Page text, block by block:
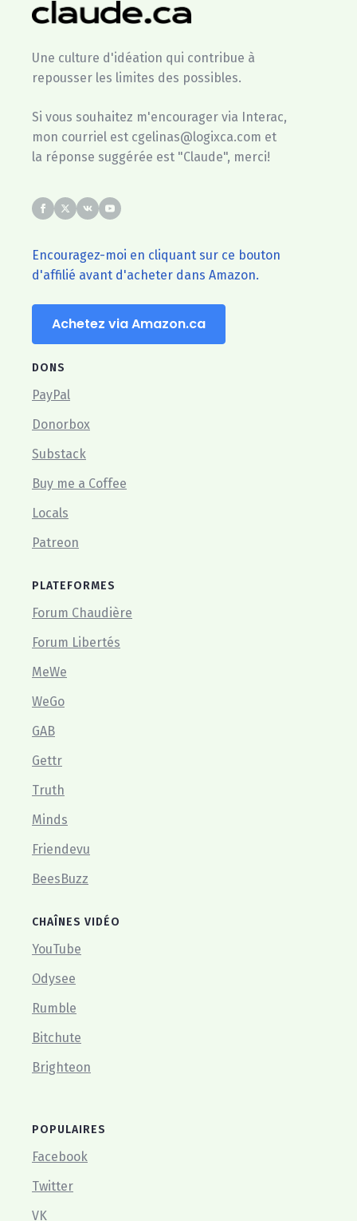
Une culture d'idéation qui contribue à
repousser les limites des possibles.
Si vous souhaitez m'encourager via Interac,
mon courriel est cgelinas@logixca.com et
la réponse suggérée est "Claude", merci!
Encouragez-moi en cliquant sur ce bouton
d'affilié avant d'acheter dans Amazon.
Achetez via Amazon.ca
DONS
PayPal
Donorbox
Substack
Buy me a Coffee
Locals
Patreon
PLATEFORMES
Forum Chaudière
Forum Libertés
MeWe
WeGo
GAB
Gettr
Truth
Minds
Friendevu
BeesBuzz
CHAÎNES VIDÉO
YouTube
Odysee
Rumble
Bitchute
Brighteon
POPULAIRES
Facebook
Twitter
VK